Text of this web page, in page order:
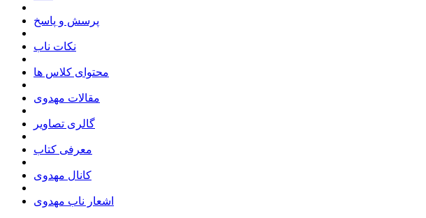
پرسش و پاسخ
نکات ناب
محتوای کلاس ها
مقالات مهدوی
گالری تصاویر
معرفی کتاب
کانال مهدوی
اشعار ناب مهدوی